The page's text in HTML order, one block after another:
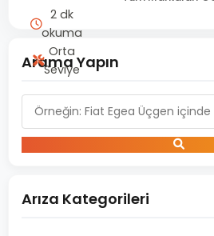
2 dk
okuma
Orta
Seviye
Arama Yapın
Arıza Kategorileri